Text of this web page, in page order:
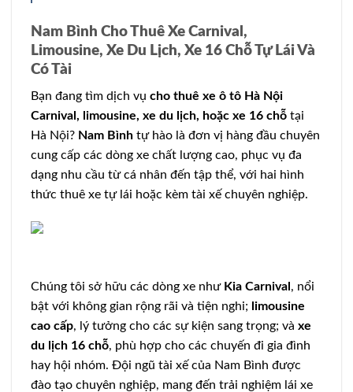
Nam Bình Cho Thuê Xe Carnival,
Limousine, Xe Du Lịch, Xe 16 Chỗ Tự Lái Và
Có Tài
Bạn đang tìm dịch vụ cho thuê xe ô tô Hà Nội
Carnival, limousine, xe du lịch, hoặc xe 16 chỗ tại
Hà Nội? Nam Bình tự hào là đơn vị hàng đầu chuyên
cung cấp các dòng xe chất lượng cao, phục vụ đa
dạng nhu cầu từ cá nhân đến tập thể, với hai hình
thức thuê xe tự lái hoặc kèm tài xế chuyên nghiệp.
Chúng tôi sở hữu các dòng xe như Kia Carnival , nổi
bật với không gian rộng rãi và tiện nghi; limousine
cao cấp, lý tưởng cho các sự kiện sang trọng; và xe
du lịch 16 chỗ, phù hợp cho các chuyến đi gia đình
hay hội nhóm. Đội ngũ tài xế của Nam Bình được
đào tạo chuyên nghiệp, mang đến trải nghiệm lái xe